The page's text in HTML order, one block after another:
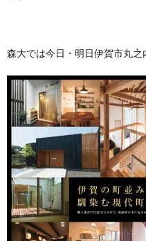
森大では今日・明日伊賀市丸